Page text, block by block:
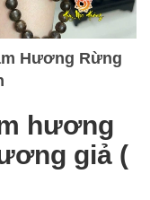
Hương Rừng
hương
giả (